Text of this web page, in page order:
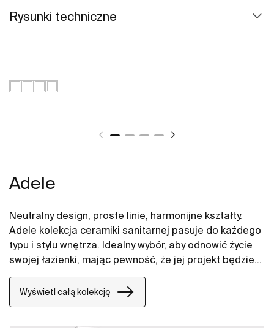
Rysunki techniczne
Adele
Neutralny design, proste linie, harmonijne kształty.
Adele kolekcja ceramiki sanitarnej pasuje do każdego
typu i stylu wnętrza. Idealny wybór, aby odnowić życie
swojej łazienki, mając pewność, że jej projekt będzie
trwał długo.
Wyświetl całą kolekcję